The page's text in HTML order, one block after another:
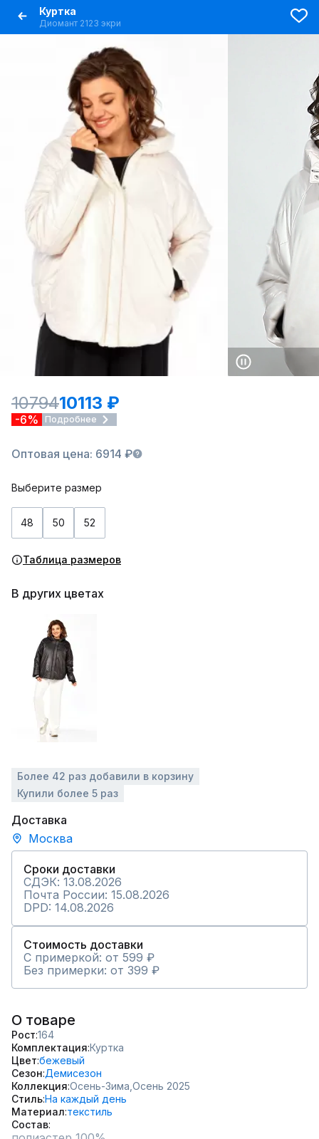
Куртка
Диомант 2123 экри
1079410113 ₽
-6% Подробнее
Оптовая цена: 6914 ₽
Выберите размер
48 50 52
Таблица размеров
В других цветах
Более 42 раз добавили в корзину
Купили более 5 раз
Доставка
Москва
Сроки доставки
СДЭК: 13.08.2026
Почта России: 15.08.2026
DPD: 14.08.2026
Стоимость доставки
С примеркой: от 599 ₽
Без примерки: от 399 ₽
О товаре
Рост 164
Комплектация Куртка
Цвет бежевый
Сезон Демисезон
Коллекция Осень-Зима, Осень 2025
СтильНа каждый день
Материал текстиль
Состав